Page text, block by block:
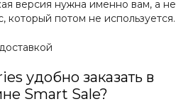
версия нужна именно вам, а не
который потом не используется.
удобно заказать в
Smart Sale?